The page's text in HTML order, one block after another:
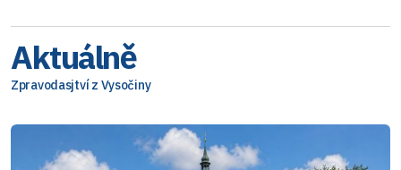
Aktuálně
Zpravodasjtví z Vysočiny